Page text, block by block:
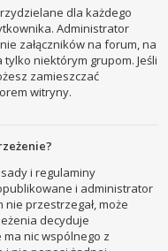
dla każdego
Administrator
załączników na forum, na
niektórym grupom. Jeśli
zamieszczać
witryny.
i regulaminy
i administrator
nie przestrzegał, może
decyduje
nic wspólnego z